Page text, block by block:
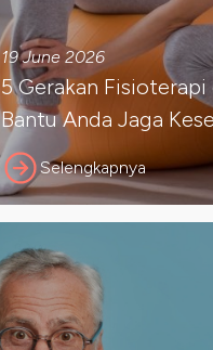
19 June 2026
5 Gerakan Fisioterapi
Bantu Anda Jaga
Selengkapnya